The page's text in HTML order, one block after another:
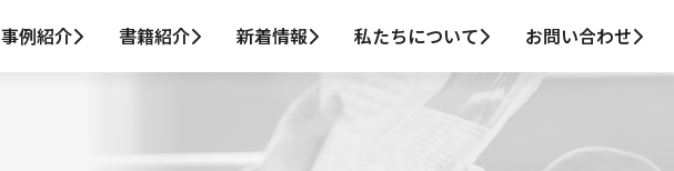
事例紹介 書籍紹介 新着情報 私たちについて お問い合わせ